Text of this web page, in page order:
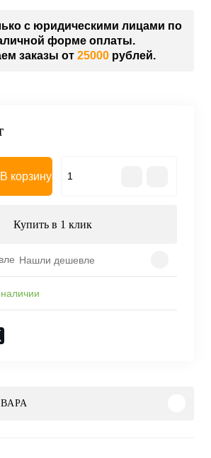
с юридическими лицами по
форме оплаты.
заказы от 25000рублей.
В корзину
Купить в 1 клик
Нашли дешевле